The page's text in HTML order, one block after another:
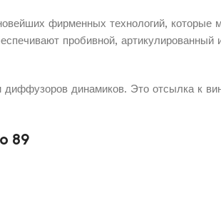
фирменных технологий,
пробивной, артикулированный
диффузоров динамиков. Это отсылка к
89